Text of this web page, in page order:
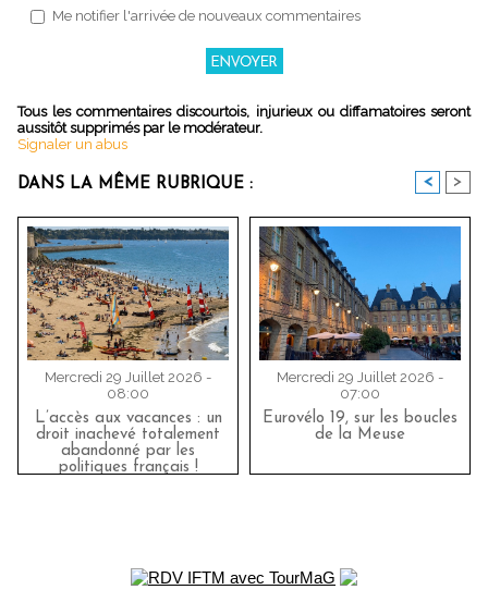
Me notifier l'arrivée de nouveaux commentaires
Tous les commentaires discourtois, injurieux ou diffamatoires seront
aussitôt supprimés par le modérateur.
Signaler un abus
DANS LA MÊME RUBRIQUE : < >
Mercredi 29 Juillet 2026 -
08:00
L’accès aux vacances : un
droit inachevé totalement
abandonné par les
politiques français !
Mercredi 29 Juillet 2026 -
07:00
Eurovélo 19, sur les boucles
de la Meuse